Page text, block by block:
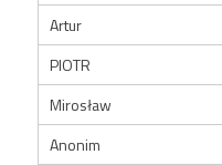
Artur
PIOTR
Mirosław
Anonim